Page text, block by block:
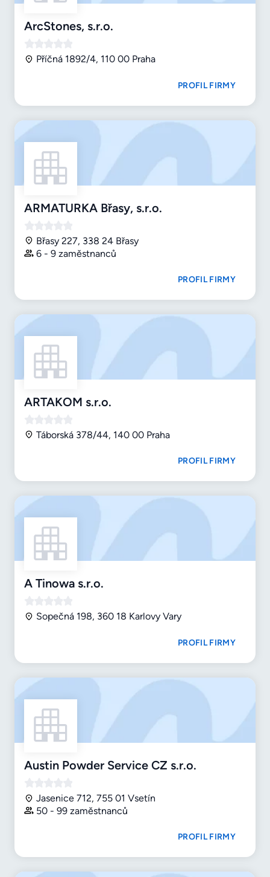
ArcStones, s.r.o.
Příčná 1892/4, 110 00 Praha
PROFIL FIRMY
ARMATURKA Břasy, s.r.o.
Břasy 227, 338 24 Břasy
6 - 9 zaměstnanců
PROFIL FIRMY
ARTAKOM s.r.o.
Táborská 378/44, 140 00 Praha
PROFIL FIRMY
A Tinowa s.r.o.
Sopečná 198, 360 18 Karlovy Vary
PROFIL FIRMY
Austin Powder Service CZ s.r.o.
Jasenice 712, 755 01 Vsetín
50 - 99 zaměstnanců
PROFIL FIRMY